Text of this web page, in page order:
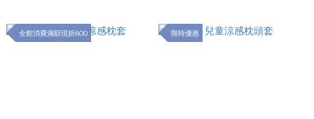
全館消費滿額現折800 限時優惠